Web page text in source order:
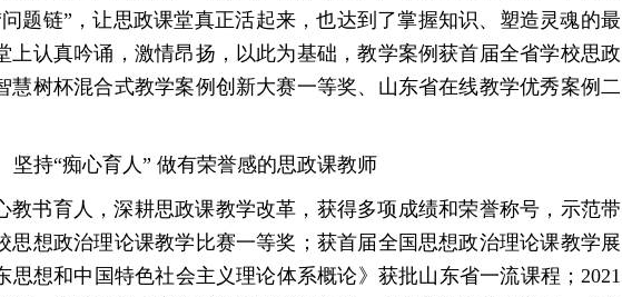
题链”，让思政课堂真正活起来，也达到了掌握知识、塑造灵魂的最
上认真吟诵，激情昂扬，以此为基础，教学案例获首届全省学校思政
慧树杯混合式教学案例创新大赛一等奖、山东省在线教学优秀案例二
坚持“痴心育人” 做有荣誉感的思政课教师
教书育人，深耕思政课教学改革，获得多项成绩和荣誉称号，示范带
思想政治理论课教学比赛一等奖；获首届全国思想政治理论课教学展
思想和中国特色社会主义理论体系概论》获批山东省一流课程；2021